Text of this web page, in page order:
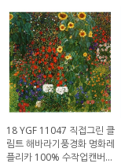
18 YGF 11047 직접그린 클
림트 해바라기풍경화 명화레
플리카 100% 수작업캔버스